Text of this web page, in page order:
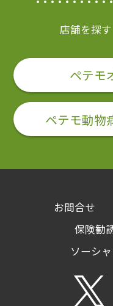
店舗を探す
ペテモ
ペテモ動物
お問合せ
保険勧
ソーシ